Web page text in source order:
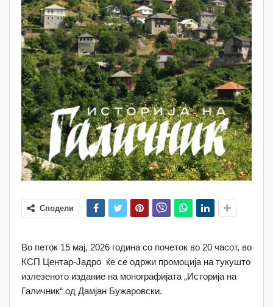
Сподели
Во петок 15 мај, 2026 година со почеток во 20 часот, во
КСП Центар-Јадро ќе се одржи промоција на тукушто
излезеното издание на монографијата „Историја на
Галичник“ од Дамјан Бужаровски.